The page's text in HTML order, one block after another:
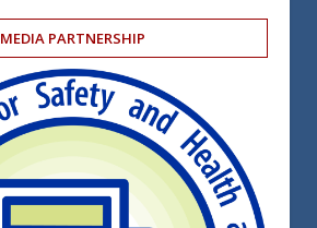
MEDIA PARTNERSHIP